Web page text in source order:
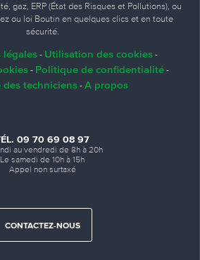
gaz, ERP (État des Risques et Pollutions), ou
ou loi Boutin en quelques clics et en toute
sécurité.
légales - Utilisation des cookies -
- Politique de confidentialité -
des techniciens- A propos
09 70 69 08 97
au vendredi de 8h à 20h
Le samedi de 10h à 15h
Appel non surtaxé
CONTACTEZ-NOUS